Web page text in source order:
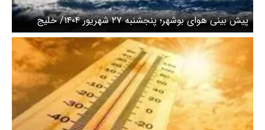
پیش بینی هوای بوشهر؛ پنجشنبه ۲۷ شهریور ۱۴۰۴/ خلیج
فارس مواج می شود